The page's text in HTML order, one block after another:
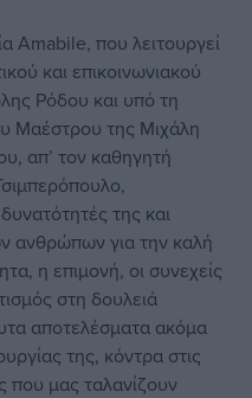
Amabile, που λειτουργεί
και επικοινωνιακού
Ρόδου και υπό τη
Μαέστρου της Μιχάλη
απ’ τον καθηγητή
της και
ανθρώπων για την καλή
η επιμονή, οι συνεχείς
στη δουλειά
αποτελέσματα ακόμα
της, κόντρα στις
που μας ταλανίζουν